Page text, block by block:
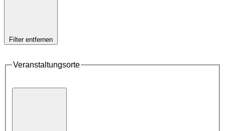
Filter entfernen
Veranstaltungsorte